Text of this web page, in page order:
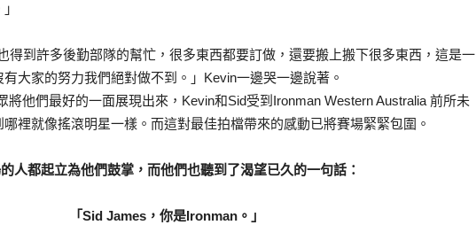
得到許多後勤部隊的幫忙，很多東西都要訂做，還要搬上搬下很多東西，這是一
大家的努力我們絕對做不到。」Kevin一邊哭一邊說著。
將他們最好的一面展現出來，Kevin和Sid受到Ironman Western Australia 前所未
裡就像搖滾明星一樣。而這對最佳拍檔帶來的感動已將賽場緊緊包圍。
人都起立為他們鼓掌，而他們也聽到了渴望已久的一句話：
「Sid James，你是Ironman。」